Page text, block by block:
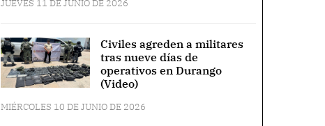
JUEVES 11 DE JUNIO DE 2026
Civiles agreden a militares
tras nueve días de
operativos en Durango
(Video)
MIÉRCOLES 10 DE JUNIO DE 2026